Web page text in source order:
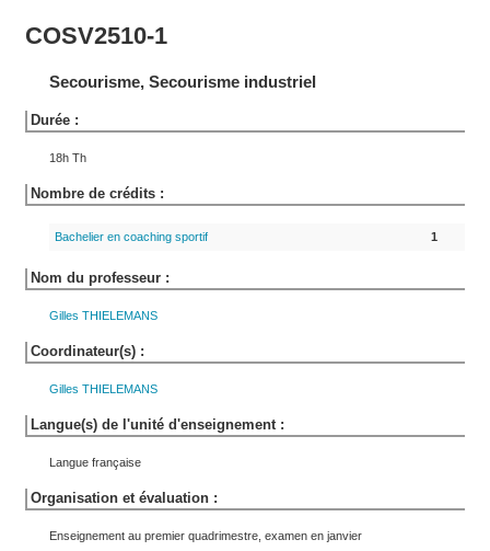
COSV2510-1
Secourisme, Secourisme industriel
Durée :
18h Th
Nombre de crédits :
Bachelier en coaching sportif 1
Nom du professeur :
Gilles THIELEMANS
Coordinateur(s) :
Gilles THIELEMANS
Langue(s) de l'unité d'enseignement :
Langue française
Organisation et évaluation :
Enseignement au premier quadrimestre, examen en janvier